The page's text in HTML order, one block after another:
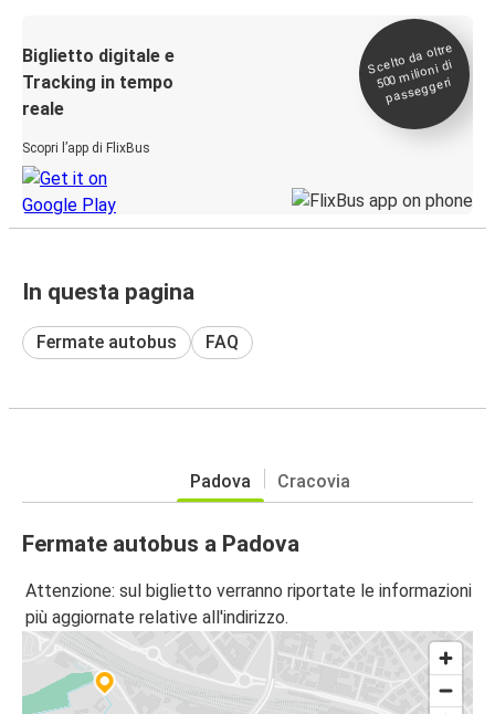
Biglietto digitale e
Tracking in tempo
reale
Scopri l’app di FlixBus
Scelto da oltre
500
milioni di
passeggeri
In questa pagina
Fermate autobus FAQ
Padova Cracovia
Fermate autobus a Padova
Attenzione: sul biglietto verranno riportate le informazioni
più aggiornate relative all'indirizzo.